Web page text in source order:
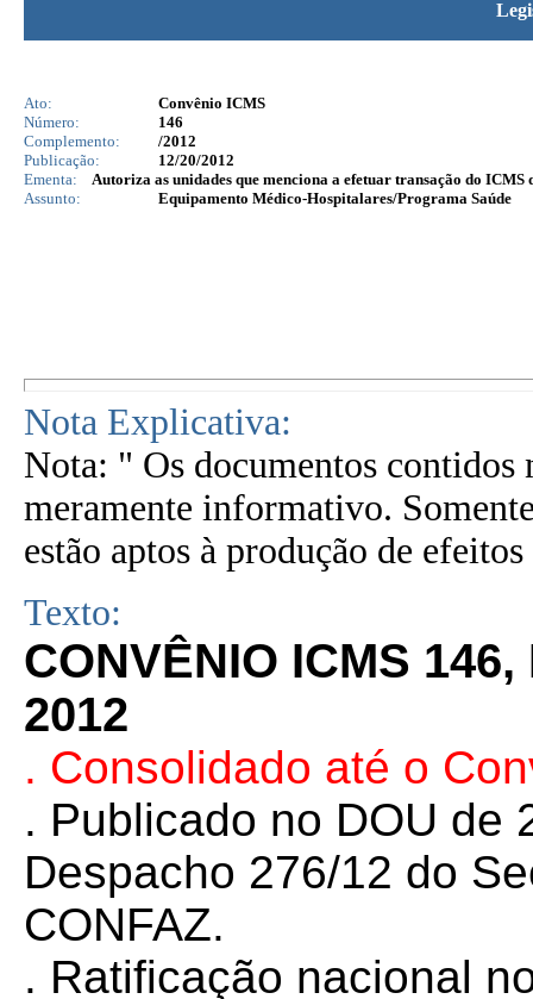
Ato:
Convênio ICMS
Número:
146
Complemento:
/2012
Publicação:
12/20/2012
Ementa:
Autoriza as unidades que menciona a efetuar transação do
Assunto:
Equipamento Médico-Hospitalares/Programa Saúde
Nota Explicativa:
Nota: " Os documentos contidos
meramente informativo.
estão aptos à produção de
Texto:
CONVÊNIO ICMS
2012
. Consolidado até o
. Publicado no DOU de
Despacho 276/12 do
CONFAZ.
. Ratificação nacional